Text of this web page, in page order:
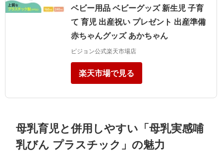
ベビー用品 ベビーグッズ 新生児 子育
て 育児 出産祝い プレゼント 出産準備
赤ちゃんグッズ あかちゃん
ピジョン公式楽天市場店
楽天市場で見る
母乳育児と併用しやすい「母乳実感哺
乳びん プラスチック」の魅力